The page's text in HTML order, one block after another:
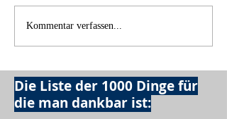
Alles was möglich ist?
Kommentar verfassen...
Die Liste der 1000 Dinge für
die man dankbar ist: